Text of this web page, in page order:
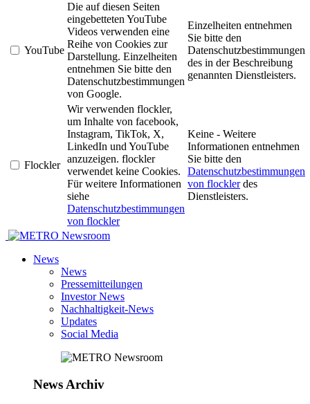
YouTube
Die auf diesen Seiten
eingebetteten YouTube
Videos verwenden eine
Reihe von Cookies zur
Darstellung. Einzelheiten
entnehmen Sie bitte den
Datenschutzbestimmungen
von Google.
Einzelheiten entnehmen
Sie bitte den
Datenschutzbestimmungen
des in der Beschreibung
genannten Dienstleisters.
Flockler
Wir verwenden flockler,
um Inhalte von facebook,
Instagram, TikTok, X,
LinkedIn und YouTube
anzuzeigen. flockler
verwendet keine Cookies.
Für weitere Informationen
siehe
Datenschutzbestimmungen
von flockler
Keine - Weitere
Informationen entnehmen
Sie bitte den
Datenschutzbestimmungen
von flocklerdes
Dienstleisters.
Newsroom
News
News
Pressemitteilungen
Investor News
Nachhaltigkeit-News
Updates
Social Media
News Archiv